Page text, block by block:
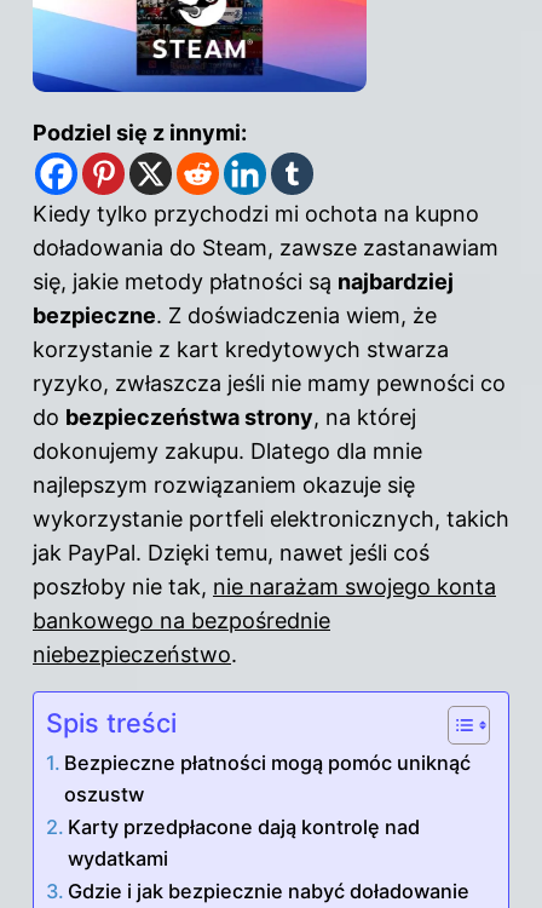
Podziel się z innymi:
Kiedy tylko przychodzi mi ochota na kupno
doładowania do Steam, zawsze zastanawiam
się, jakie metody płatności są najbardziej
bezpieczne. Z doświadczenia wiem, że
korzystanie z kart kredytowych stwarza
ryzyko, zwłaszcza jeśli nie mamy pewności co
do bezpieczeństwa strony, na której
dokonujemy zakupu. Dlatego dla mnie
najlepszym rozwiązaniem okazuje się
wykorzystanie portfeli elektronicznych, takich
jak PayPal. Dzięki temu, nawet jeśli coś
poszłoby nie tak, nie narażam swojego konta
bankowego na bezpośrednie
niebezpieczeństwo.
Spis treści
Bezpieczne płatności mogą pomóc uniknąć
oszustw
Karty przedpłacone dają kontrolę nad
wydatkami
Gdzie i jak bezpiecznie nabyć doładowanie